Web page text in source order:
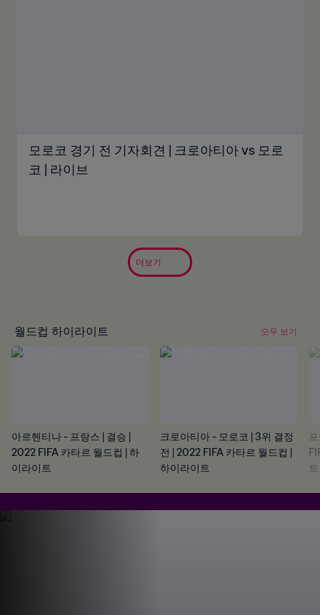
모로코 경기 전 기자회견 | 크로아티아 vs 모로
코 | 라이브
더보기
월드컵 하이라이트 모두 보기
아르헨티나 - 프랑스 | 결승 |
2022 FIFA 카타르 월드컵 | 하
이라이트
크로아티아 - 모로코 | 3위 결정
전 | 2022 FIFA 카타르 월드컵 |
하이라이트
트